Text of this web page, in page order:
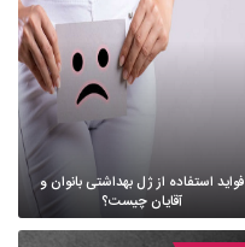
فواید استفاده از ژل بهداشتی بانوان و
آقایان چیست؟